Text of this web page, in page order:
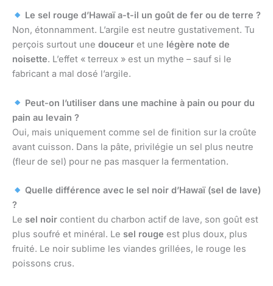
Le sel rouge d’Hawaï a-t-il un goût de fer ou de terre ?
Non, étonnamment. L’argile est neutre gustativement. Tu
perçois surtout une douceur et une légère note de
noisette. L’effet « terreux » est un mythe – sauf si le
fabricant a mal dosé l’argile.
Peut-on l’utiliser dans une machine à pain ou pour du
pain au levain ?
Oui, mais uniquement comme sel de finition sur la croûte
avant cuisson. Dans la pâte, privilégie un sel plus neutre
(fleur de sel) pour ne pas masquer la fermentation.
Quelle différence avec le sel noir d’Hawaï (sel de lave)
?
Le sel noir contient du charbon actif de lave, son goût est
plus soufré et minéral. Le sel rouge est plus doux, plus
fruité. Le noir sublime les viandes grillées, le rouge les
poissons crus.